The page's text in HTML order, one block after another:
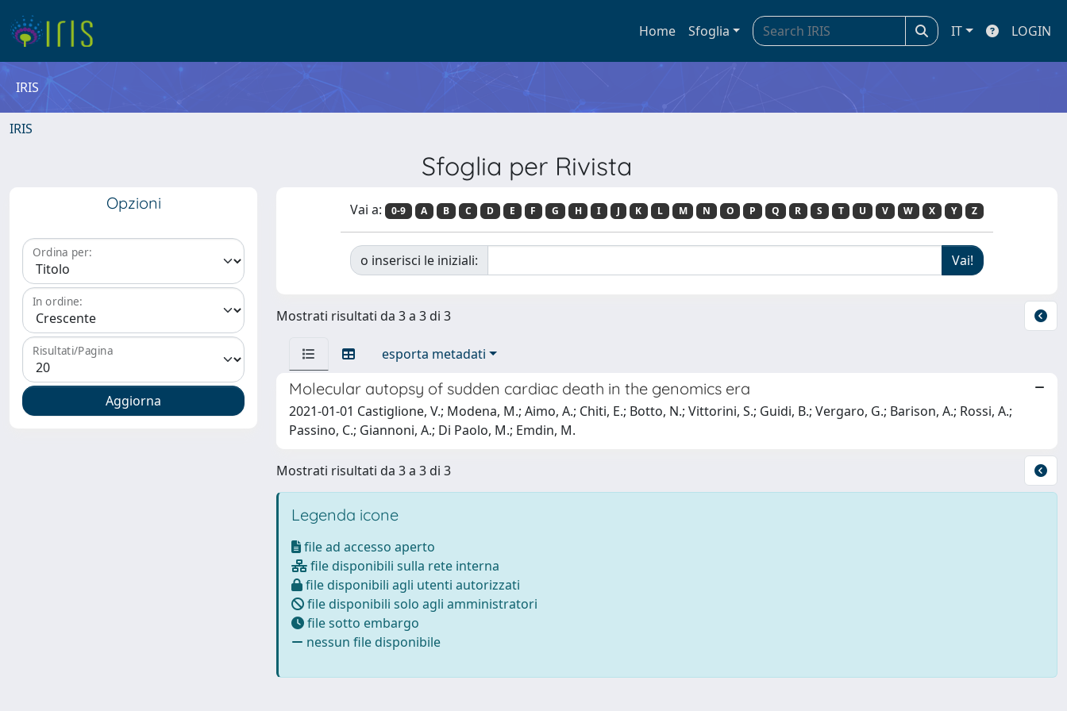
Home Sfoglia IT LOGIN
IRIS
IRIS
Sfoglia per Rivista
Opzioni
Ordina per:
In ordine:
Risultati/Pagina
Vai a: 0-9 A B C D E F G H I J K L M N O P Q R S T U V W X Y Z
o inserisci le iniziali:
Mostrati risultati da 3 a 3 di 3
esporta metadati
Molecular autopsy of sudden cardiac death in the genomics era
2021-01-01 Castiglione, V.; Modena, M.; Aimo, A.; Chiti, E.; Botto, N.; Vittorini, S.; Guidi, B.; Vergaro, G.; Barison, A.; Rossi, A.;
Passino, C.; Giannoni, A.; Di Paolo, M.; Emdin, M.
Mostrati risultati da 3 a 3 di 3
Legenda icone
file ad accesso aperto
file disponibili sulla rete interna
file disponibili agli utenti autorizzati
file disponibili solo agli amministratori
file sotto embargo
nessun file disponibile